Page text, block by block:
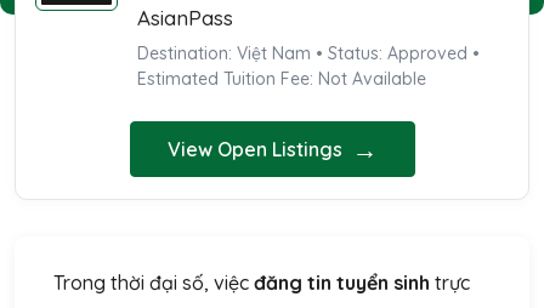
AsianPass
Destination: Việt Nam • Status: Approved •
Estimated Tuition Fee: Not Available
View Open Listings →
Trong thời đại số, việc đăng tin tuyển sinh trực